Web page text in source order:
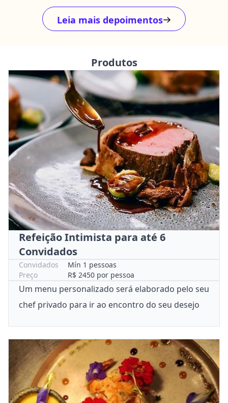
Leia mais depoimentos
Produtos
Refeição Intimista para até 6
Convidados
Convidados
Mín 1 pessoas
Preço
R$ 2450 por pessoa
Um menu personalizado será elaborado pelo seu
chef privado para ir ao encontro do seu desejo